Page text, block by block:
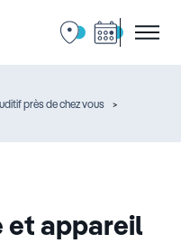
près de chez vous
appareil